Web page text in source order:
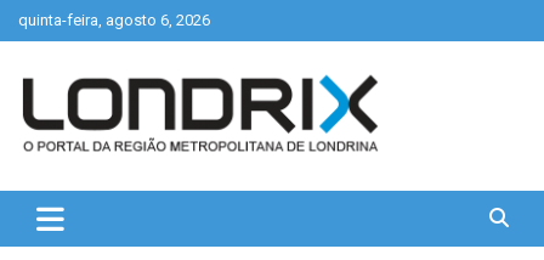
to
quinta-feira, agosto 6, 2026
Londrix